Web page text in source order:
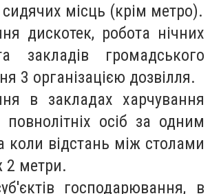
сидячих місць (крім метро).
дискотек, робота нічних
закладів громадського
3 організацією дозвілля.
в закладах харчування
осіб за одним
коли відстань між столами
2 метри.
господарювання, в